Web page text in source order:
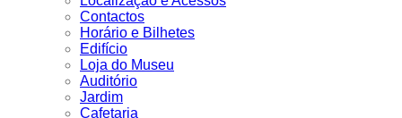
Contactos
Horário e Bilhetes
Edifício
Loja do Museu
Auditório
Jardim
Cafetaria